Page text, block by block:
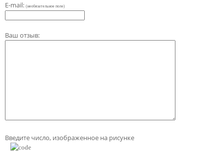
E-mail: (необязательное поле)
Ваш отзыв:
Введите число, изображенное на рисунке